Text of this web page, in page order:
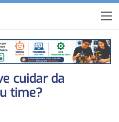
cuidar da
time?